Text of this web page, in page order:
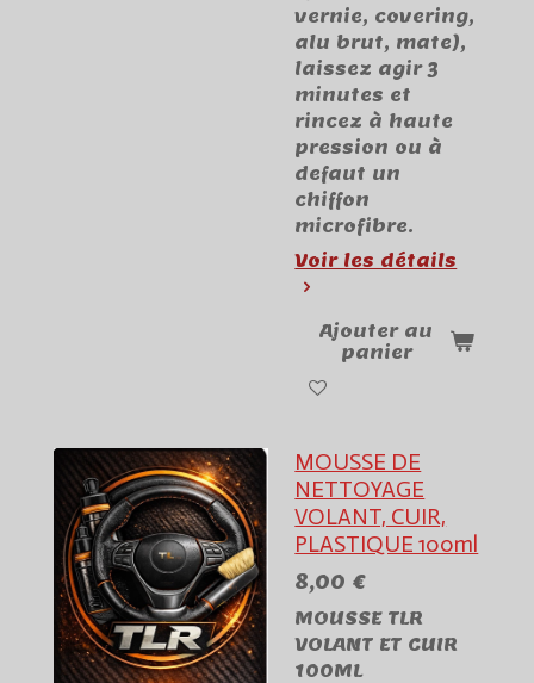
vernie, covering,
alu brut, mate),
laissez agir 3
minutes et
rincez à haute
pression ou à
defaut un
chiffon
microfibre.
Voir les détails
Ajouter au
panier
MOUSSE DE
NETTOYAGE
VOLANT, CUIR,
PLASTIQUE 100ml
8,00 €
MOUSSE TLR
VOLANT ET CUIR
100ML